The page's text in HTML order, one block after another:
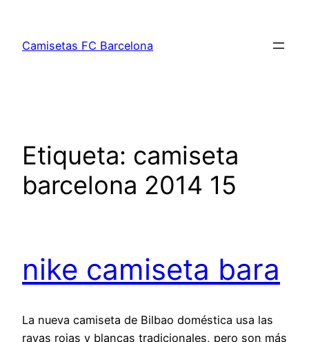
contenido
Camisetas FC Barcelona
Etiqueta: camiseta
barcelona 2014 15
nike camiseta bara
La nueva camiseta de Bilbao doméstica usa las
rayas rojas y blancas tradicionales, pero son más